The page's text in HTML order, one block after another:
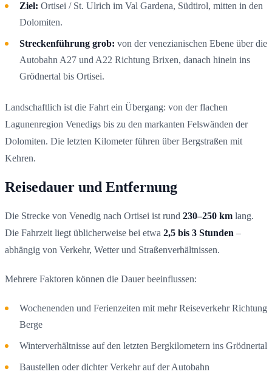
Ziel: Ortisei / St. Ulrich im Val Gardena, Südtirol, mitten in den
Dolomiten.
Streckenführung grob: von der venezianischen Ebene über die
Autobahn A27 und A22 Richtung Brixen, danach hinein ins
Grödnertal bis Ortisei.
Landschaftlich ist die Fahrt ein Übergang: von der flachen
Lagunenregion Venedigs bis zu den markanten Felswänden der
Dolomiten. Die letzten Kilometer führen über Bergstraßen mit
Kehren.
Reisedauer und Entfernung
Die Strecke von Venedig nach Ortisei ist rund 230–250 km lang.
Die Fahrzeit liegt üblicherweise bei etwa 2,5 bis 3 Stunden –
abhängig von Verkehr, Wetter und Straßenverhältnissen.
Mehrere Faktoren können die Dauer beeinflussen:
Wochenenden und Ferienzeiten mit mehr Reiseverkehr Richtung
Berge
Winterverhältnisse auf den letzten Bergkilometern ins Grödnertal
Baustellen oder dichter Verkehr auf der Autobahn